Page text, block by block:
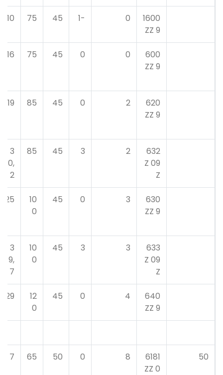
1600
9 ZZ
0
-1
45
75
10
600
9 ZZ
0
0
45
75
16
620
9 ZZ
2
0
45
85
19
632
09 Z
Z
2
3
45
85
3
0,
2
630
9 ZZ
3
0
45
10
0
25
633
09 Z
Z
3
3
45
10
0
3
9,
7
640
9 ZZ
4
0
45
12
0
29
50
6181
0 ZZ
8
0
50
65
7